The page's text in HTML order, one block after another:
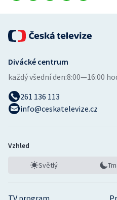
Divácké centrum
každý všední den:8:00—16:00
261 136 113
info@ceskatelevize.cz
Vzhled
Světlý